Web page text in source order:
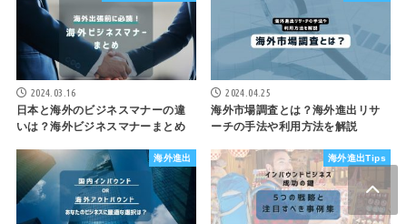
2024.03.16
日本と海外のビジネスマナーの違
いは？海外ビジネスマナーまとめ
2024.04.25
海外市場調査とは？海外進出リサ
ーチの手法や利用方法を解説
海外進出 海外進出Tips